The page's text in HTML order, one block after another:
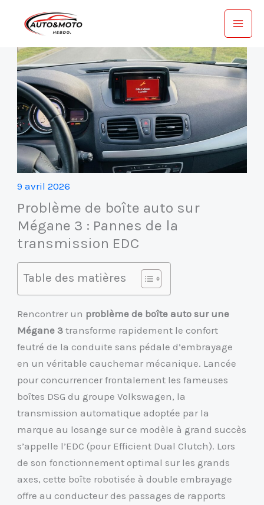
9 avril 2026
Problème de boîte auto sur
Mégane 3 : Pannes de la
transmission EDC
Table des matières
Rencontrer un problème de boîte auto sur une
Mégane 3 transforme rapidement le confort
feutré de la conduite sans pédale d’embrayage
en un véritable cauchemar mécanique. Lancée
pour concurrencer frontalement les fameuses
boîtes DSG du groupe Volkswagen, la
transmission automatique adoptée par la
marque au losange sur ce modèle à grand succès
s’appelle l’EDC (pour Efficient Dual Clutch). Lors
de son fonctionnement optimal sur les grands
axes, cette boîte robotisée à double embrayage
offre au conducteur des passages de rapports